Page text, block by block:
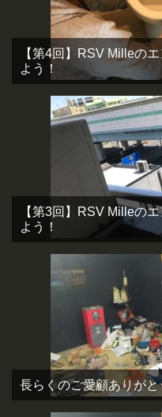
【第4回】RSV Milleの
よう！
【第3回】RSV Milleの
よう！
長らくのご愛顧ありが